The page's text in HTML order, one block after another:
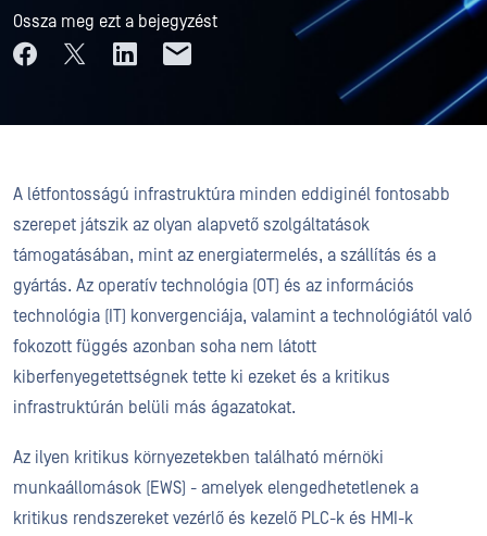
Ossza meg ezt a bejegyzést
A létfontosságú infrastruktúra minden eddiginél fontosabb
szerepet játszik az olyan alapvető szolgáltatások
támogatásában, mint az energiatermelés, a szállítás és a
gyártás. Az operatív technológia (OT) és az információs
technológia (IT) konvergenciája, valamint a technológiától való
fokozott függés azonban soha nem látott
kiberfenyegetettségnek tette ki ezeket és a kritikus
infrastruktúrán belüli más ágazatokat.
Az ilyen kritikus környezetekben található mérnöki
munkaállomások (EWS) - amelyek elengedhetetlenek a
kritikus rendszereket vezérlő és kezelő PLC-k és HMI-k